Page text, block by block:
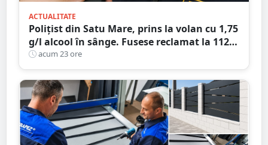
ACTUALITATE
Polițist din Satu Mare, prins la volan cu 1,75
g/l alcool în sânge. Fusese reclamat la 112
că circula pe contrasens
acum 23 ore